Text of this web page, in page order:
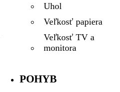
Uhol
Veľkosť papiera
Veľkosť TV a
monitora
POHYB